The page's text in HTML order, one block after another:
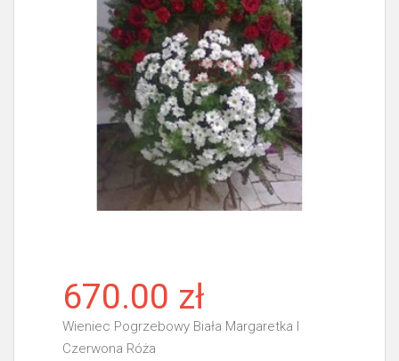
670.00 zł
Wieniec Pogrzebowy Biała Margaretka I
Czerwona Róża